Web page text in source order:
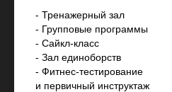
- Тренажерный зал
- Групповые программы
- Сайкл-класс
- Зал единоборств
- Фитнес-тестирование
и первичный инструктаж